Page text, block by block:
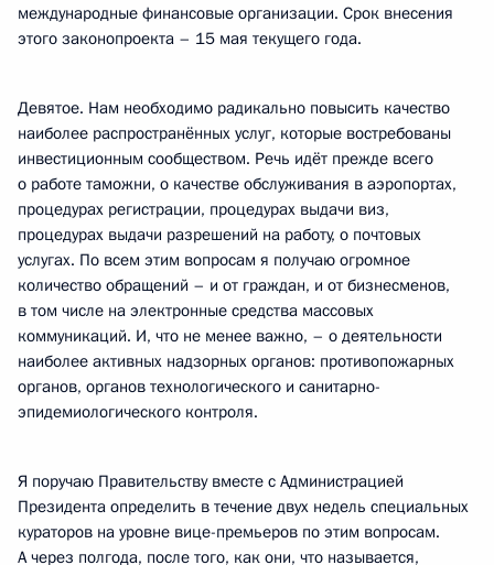
международные финансовые организации. Срок внесения
этого законопроекта – 15 мая текущего года.
Девятое. Нам необходимо радикально повысить качество
наиболее распространённых услуг, которые востребованы
инвестиционным сообществом. Речь идёт прежде всего
о работе таможни, о качестве обслуживания в аэропортах,
процедурах регистрации, процедурах выдачи виз,
процедурах выдачи разрешений на работу, о почтовых
услугах. По всем этим вопросам я получаю огромное
количество обращений – и от граждан, и от бизнесменов,
в том числе на электронные средства массовых
коммуникаций. И, что не менее важно, – о деятельности
наиболее активных надзорных органов: противопожарных
органов, органов технологического и санитарно-
эпидемиологического контроля.
Я поручаю Правительству вместе с Администрацией
Президента определить в течение двух недель специальных
кураторов на уровне вице-премьеров по этим вопросам.
А через полгода, после того, как они, что называется,